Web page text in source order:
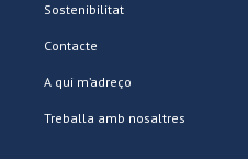
Sostenibilitat
Contacte
A qui m’adreço
Treballa amb nosaltres